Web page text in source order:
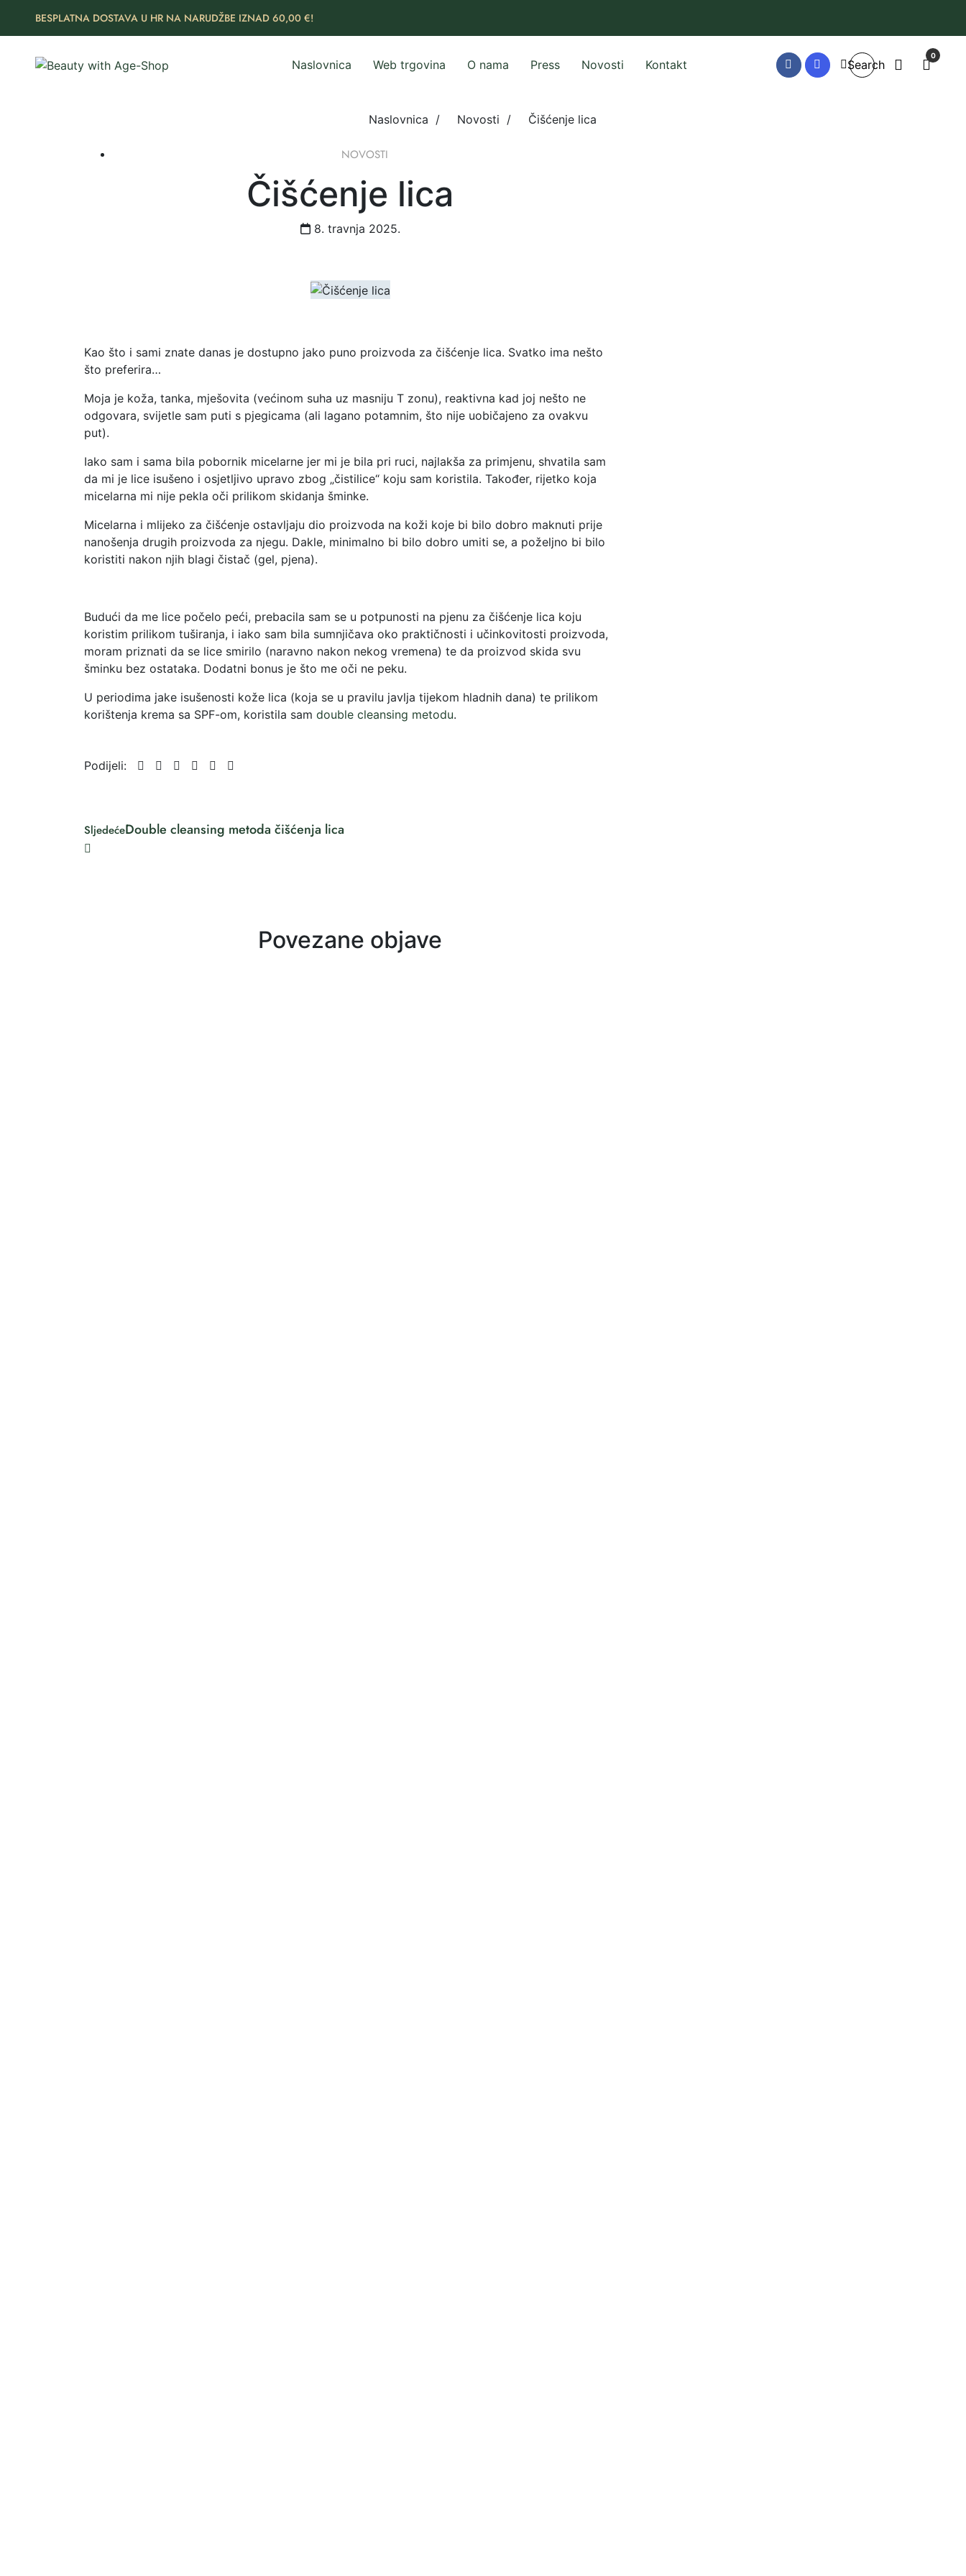
BESPLATNA DOSTAVA U HR NA NARUDŽBE IZNAD 60,00 €!
Naslovnica Web trgovina O nama Press Novosti Kontakt Search
0
Naslovnica / Novosti / Čišćenje lica
NOVOSTI
Čišćenje lica
8. travnja 2025.
Kao što i sami znate danas je dostupno jako puno proizvoda za čišćenje lica. Svatko ima nešto
što preferira…
Moja je koža, tanka, mješovita (većinom suha uz masniju T zonu), reaktivna kad joj nešto ne
odgovara, svijetle sam puti s pjegicama (ali lagano potamnim, što nije uobičajeno za ovakvu
put).
Iako sam i sama bila pobornik micelarne jer mi je bila pri ruci, najlakša za primjenu, shvatila sam
da mi je lice isušeno i osjetljivo upravo zbog „čistilice“ koju sam koristila. Također, rijetko koja
micelarna mi nije pekla oči prilikom skidanja šminke.
Micelarna i mlijeko za čišćenje ostavljaju dio proizvoda na koži koje bi bilo dobro maknuti prije
nanošenja drugih proizvoda za njegu. Dakle, minimalno bi bilo dobro umiti se, a poželjno bi bilo
koristiti nakon njih blagi čistač (gel, pjena).
Budući da me lice počelo peći, prebacila sam se u potpunosti na pjenu za čišćenje lica koju
koristim prilikom tuširanja, i iako sam bila sumnjičava oko praktičnosti i učinkovitosti proizvoda,
moram priznati da se lice smirilo (naravno nakon nekog vremena) te da proizvod skida svu
šminku bez ostataka. Dodatni bonus je što me oči ne peku.
U periodima jake isušenosti kože lica (koja se u pravilu javlja tijekom hladnih dana) te prilikom
korištenja krema sa SPF-om, koristila sam double cleansing metodu.
Podijeli:
SljedećeDouble cleansing metoda čišćenja lica
Povezane objave